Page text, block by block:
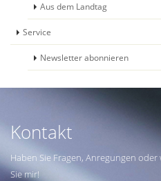
Aus dem Landtag
Service
Newsletter abonnieren
Kontakt
Haben Sie Fragen, Anregungen
Sie mir!